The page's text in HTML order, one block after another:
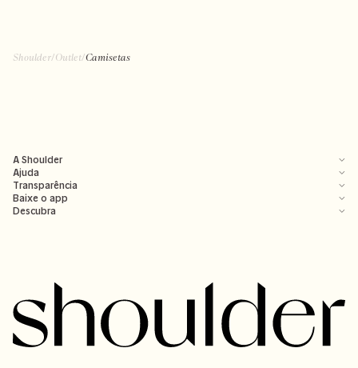
A Shoulder
Ajuda
Transparência
Baixe o app